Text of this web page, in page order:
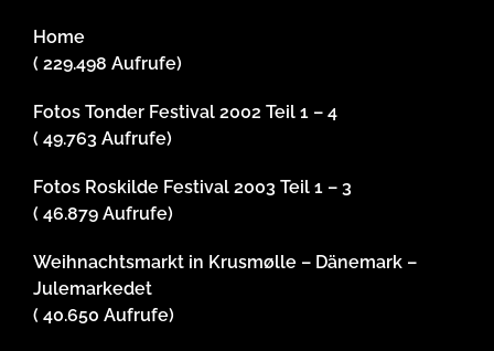
Home
( 229.498 Aufrufe)
Fotos Tonder Festival 2002 Teil 1 – 4
( 49.763 Aufrufe)
Fotos Roskilde Festival 2003 Teil 1 – 3
( 46.879 Aufrufe)
Weihnachtsmarkt in Krusmølle – Dänemark –
Julemarkedet
( 40.650 Aufrufe)